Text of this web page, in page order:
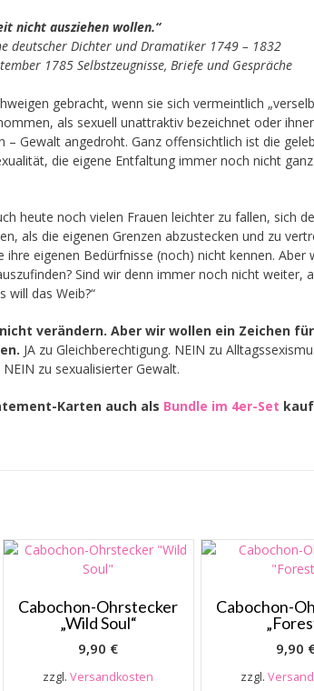
nicht ausziehen wollen.“
deutscher Dichter und Dramatiker 1749 – 1832
1785 Selbstzeugnisse, Briefe und Gespräche
gebracht, wenn sie sich vermeintlich
als sexuell unattraktiv bezeichnet oder
Gewalt angedroht. Ganz offensichtlich ist die
die eigene Entfaltung immer noch nicht ganz
heute noch vielen Frauen leichter zu fallen, sich
als die eigenen Grenzen abzustecken und zu
eigenen Bedürfnisse (noch) nicht kennen. Aber
Sind wir denn immer noch nicht weiter,
will das Weib?“
verändern. Aber wir wollen ein Zeichen
JA zu Gleichberechtigung. NEIN zu
zu sexualisierter Gewalt.
Karten auch als Bundle im 4er-Set
Cabochon-Ohrstecker
„Wild Soul“
9,90 €
zzgl.Versandkosten
Cabochon-
9,90
zzgl.